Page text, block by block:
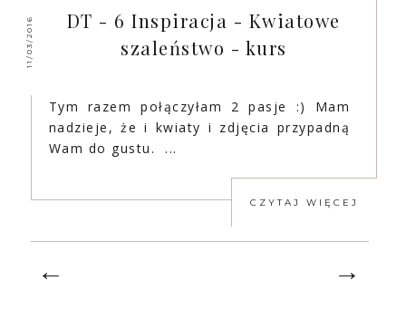
11/03/2016
DT - 6 Inspiracja - Kwiatowe
szaleństwo - kurs
Tym razem połączyłam 2 pasje :) Mam
nadzieje, że i kwiaty i zdjęcia przypadną
Wam do gustu. ...
CZYTAJ WIĘCEJ
← →